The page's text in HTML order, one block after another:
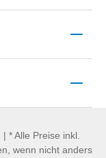
* Alle Preise inkl.
wenn nicht anders